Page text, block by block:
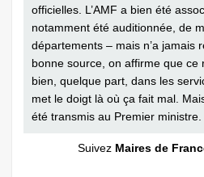
officielles. L’AMF a bien été
notamment été auditionnée, de
départements – mais n’a jamais
bonne source, on affirme que ce
bien, quelque part, dans les
met le doigt là où ça fait mal.
été transmis au Premier ministre.
Suivez Maires de